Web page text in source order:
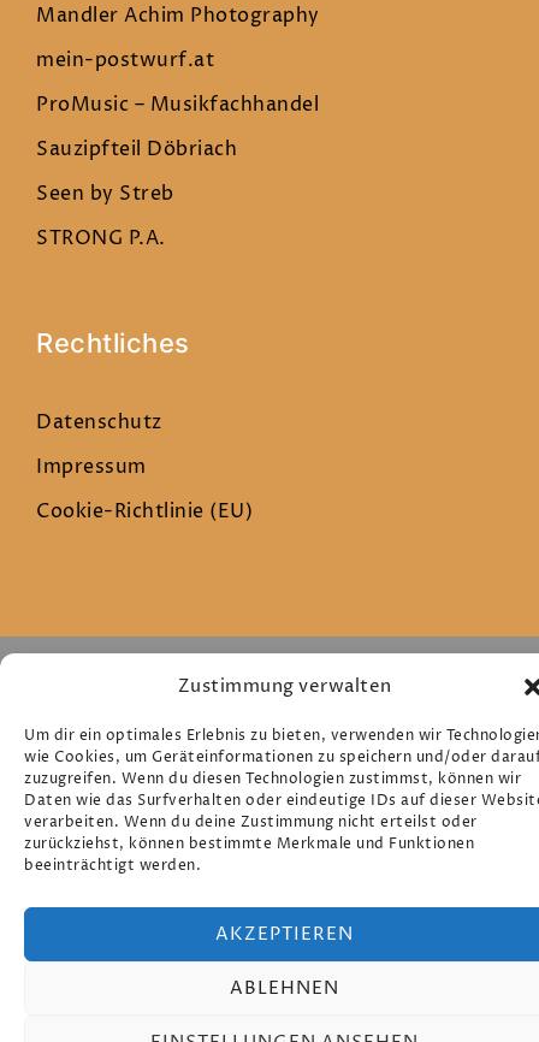
Zustimmung verwalten
Um dir ein optimales Erlebnis zu bieten, verwenden wir
wie Cookies, um Geräteinformationen zu speichern und/oder
zuzugreifen. Wenn du diesen Technologien zustimmst, können wir
Daten wie das Surfverhalten oder eindeutige IDs auf dieser
verarbeiten. Wenn du deine Zustimmung nicht erteilst oder
zurückziehst, können bestimmte Merkmale und Funktionen
beeinträchtigt werden.
AKZEPTIEREN
ABLEHNEN
Mandler Achim Photography
mein-postwurf.at
ProMusic – Musikfachhandel
Sauzipfteil Döbriach
Seen by Streb
STRONG P.A.
Rechtliches
Datenschutz
Impressum
Cookie-Richtlinie (EU)
© 2026 The Strongbow. Proudly powered by